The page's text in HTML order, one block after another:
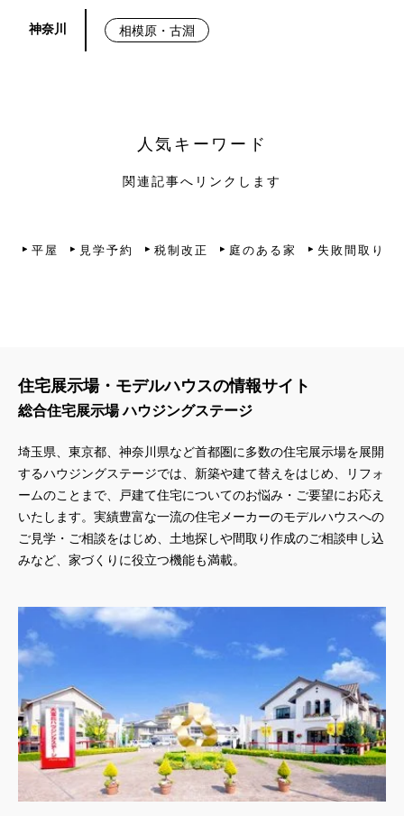
神奈川 相模原・古淵
人気キーワード
関連記事へリンクします
平屋 見学予約 税制改正 庭のある家 失敗間取り
住宅展示場・モデルハウスの情報サイト
総合住宅展示場 ハウジングステージ
埼玉県、東京都、神奈川県など首都圏に多数の住宅展示場を展開
するハウジングステージでは、新築や建て替えをはじめ、リフォ
ームのことまで、戸建て住宅についてのお悩み・ご要望にお応え
いたします。実績豊富な一流の住宅メーカーのモデルハウスへの
ご見学・ご相談をはじめ、土地探しや間取り作成のご相談申し込
みなど、家づくりに役立つ機能も満載。